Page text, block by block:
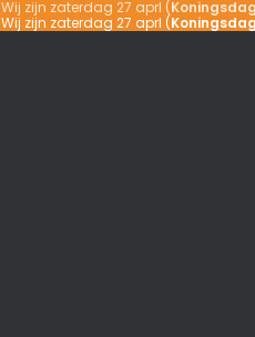
Wij zijn zaterdag 27 aprl (Koningsdag
Wij zijn zaterdag 27 aprl (Koningsdag